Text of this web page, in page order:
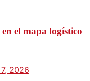
el mapa logístico
2026